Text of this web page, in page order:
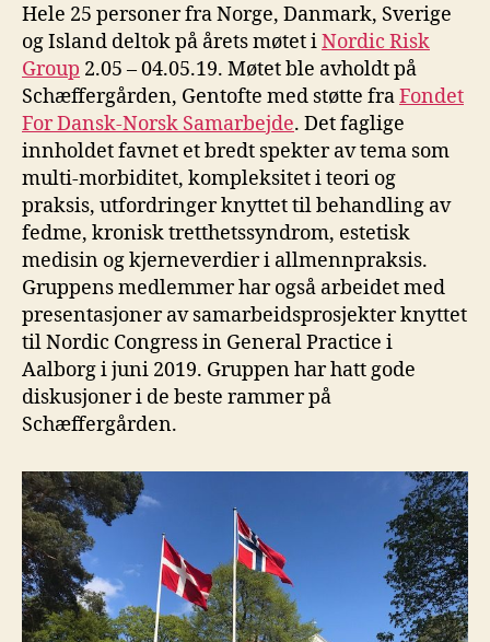
Hele 25 personer fra Norge, Danmark, Sverige
og Island deltok på årets møtet iNordic Risk
Group 2.05 – 04.05.19. Møtet ble avholdt på
Schæffergården, Gentofte med støtte fraFondet
For Dansk-Norsk Samarbejde. Det faglige
innholdet favnet et bredt spekter av tema som
multi-morbiditet, kompleksitet i teori og
praksis, utfordringer knyttet til behandling av
fedme, kronisk tretthetssyndrom, estetisk
medisin og kjerneverdier i allmennpraksis.
Gruppens medlemmer har også arbeidet med
presentasjoner av samarbeidsprosjekter knyttet
til Nordic Congress in General Practice i
Aalborg i juni 2019. Gruppen har hatt gode
diskusjoner i de beste rammer på
Schæffergården.